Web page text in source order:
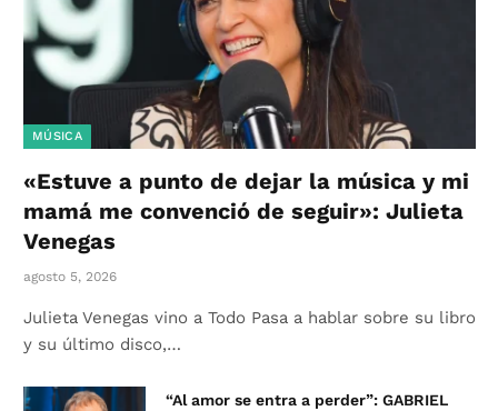
MÚSICA
«Estuve a punto de dejar la música y mi
mamá me convenció de seguir»: Julieta
Venegas
agosto 5, 2026
Julieta Venegas vino a Todo Pasa a hablar sobre su libro
y su último disco,…
“Al amor se entra a perder”: GABRIEL